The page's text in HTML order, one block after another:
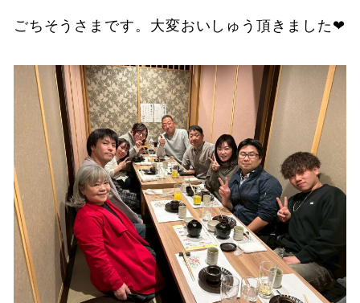
ごちそうさまです。大変おいしゅう頂きました❤